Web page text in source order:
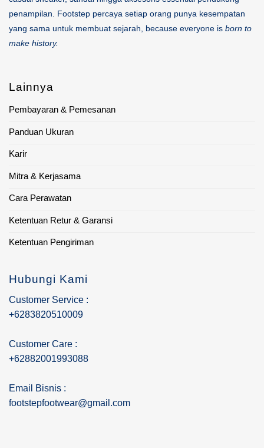
penampilan. Footstep percaya setiap orang punya kesempatan
yang sama untuk membuat sejarah, because everyone is born to
make history.
Lainnya
Pembayaran & Pemesanan
Panduan Ukuran
Karir
Mitra & Kerjasama
Cara Perawatan
Ketentuan Retur & Garansi
Ketentuan Pengiriman
Hubungi Kami
Customer Service :
+6283820510009
Customer Care :
+62882001993088
Email Bisnis :
footstepfootwear@gmail.com